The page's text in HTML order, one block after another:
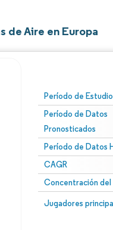
de Aire en Europa
Período de Estudio
Período de Datos
Pronosticados
Período de Datos
CAGR
Concentración del
Jugadores